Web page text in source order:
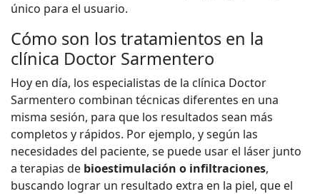
único para el usuario.
Cómo son los tratamientos en la
clínica Doctor Sarmentero
Hoy en día, los especialistas de la clínica Doctor
Sarmentero combinan técnicas diferentes en una
misma sesión, para que los resultados sean más
completos y rápidos. Por ejemplo, y según las
necesidades del paciente, se puede usar el láser junto
a terapias de bioestimulación o infiltraciones,
buscando lograr un resultado extra en la piel, que el